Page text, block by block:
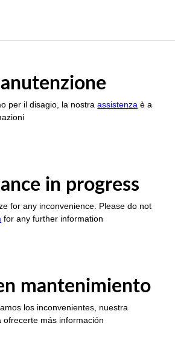
per il disagio, la nostraassistenza è a
in progress
for any inconvenience. Please do not
for any further information
mantenimiento
los inconvenientes, nuestra
más información